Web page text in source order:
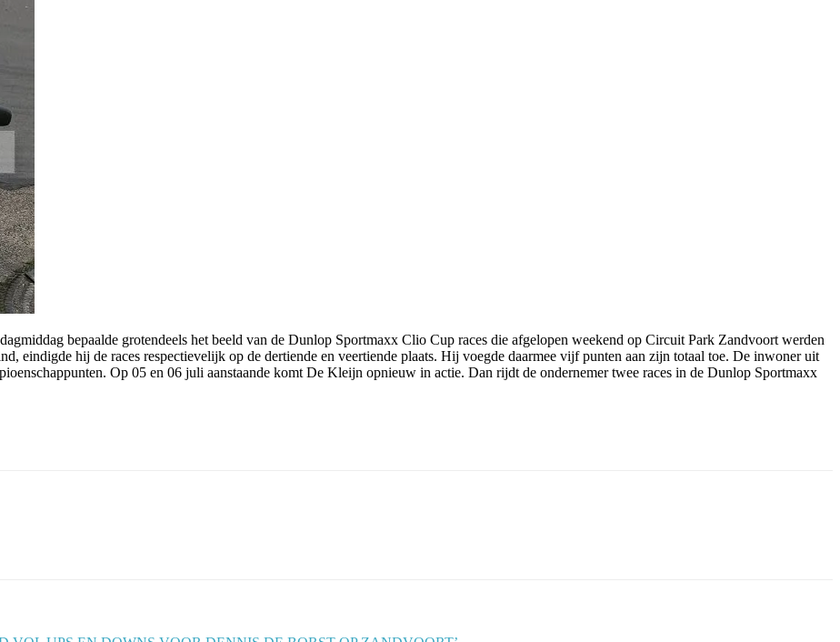
bepaalde grotendeels het beeld van de Dunlop Sportmaxx Clio Cup races die afgelopen weekend op Circuit Park Zandvoort werden
eindigde hij de races respectievelijk op de dertiende en veertiende plaats. Hij voegde daarmee vijf punten aan zijn totaal toe. De inwoner uit
Op 05 en 06 juli aanstaande komt De Kleijn opnieuw in actie. Dan rijdt de ondernemer twee races in de Dunlop Sportmaxx